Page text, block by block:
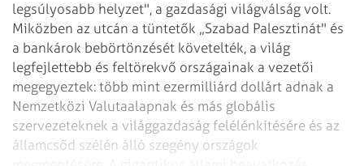
legsúlyosabb helyzet", a gazdasági világválság volt.
Miközben az utcán a tüntetők „Szabad Palesztinát" és
a bankárok bebörtönzését követelték, a világ
legfejlettebb és feltörekvő országainak a vezetői
megegyeztek: több mint ezermilliárd dollárt adnak a
Nemzetközi Valutaalapnak és más globális
szervezeteknek a világgazdaság felélénkítésére és az
államcsőd szélén álló szegény országok